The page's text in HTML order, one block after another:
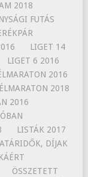
2018
FUTÁS
LIGET 14
LIGET 6 2016
2016
2018
2016
LISTÁK 2017
DÍJAK
ÖSSZETETT